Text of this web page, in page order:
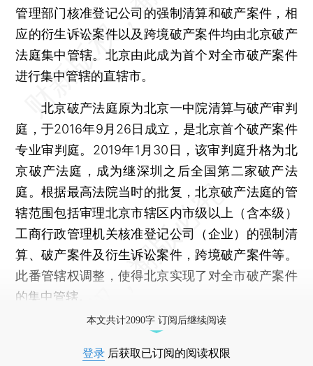
管理部门核准登记公司的强制清算和破产案件，相
应的衍生诉讼案件以及跨境破产案件均由北京破产
法庭集中管辖。北京由此成为首个对全市破产案件
进行集中管辖的直辖市。
北京破产法庭原为北京一中院清算与破产审判
庭，于2016年9月26日成立，是北京首个破产案件
专业审判庭。2019年1月30日，该审判庭升格为北
京破产法庭，成为继深圳之后全国第二家破产法
庭。根据最高法院当时的批复，北京破产法庭的管
辖范围包括审理北京市辖区内市级以上（含本级）
工商行政管理机关核准登记公司（企业）的强制清
算、破产案件及衍生诉讼案件，跨境破产案件等。
此番管辖权调整，使得北京实现了对全市破产案件
的集中管辖。
本文共计2090字 订阅后继续阅读
登录 后获取已订阅的阅读权限